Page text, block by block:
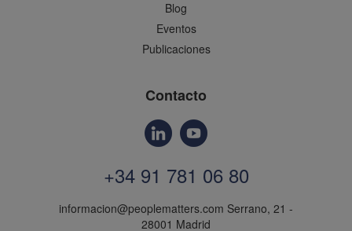
Blog
Eventos
Publicaciones
Contacto
+34 91 781 06 80
informacion@peoplematters.com Serrano, 21 -
28001 Madrid